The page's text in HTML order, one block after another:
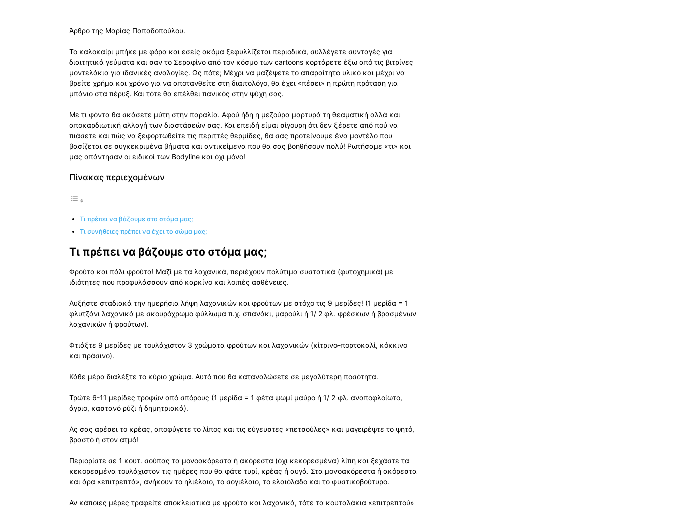
Άρθρο της Μαρίας Παπαδοπούλου.
Το καλοκαίρι μπήκε με φόρα και εσείς ακόμα ξεφυλλίζεται περιοδικά, συλλέγετε συνταγές για
διαιτητικά γεύματα και σαν το Σεραφίνο από τον κόσμο των cartoons κορτάρετε έξω από τις βιτρίνες
μοντελάκια για ιδανικές αναλογίες. Ως πότε; Μέχρι να μαζέψετε το απαραίτητο υλικό και μέχρι να
βρείτε χρήμα και χρόνο για να αποτανθείτε στη διαιτολόγο, θα έχει «πέσει» η πρώτη πρόταση για
μπάνιο στα πέρυξ. Και τότε θα επέλθει πανικός στην ψύχη σας.
Με τι φόντα θα σκάσετε μύτη στην παραλία. Αφού ήδη η μεζούρα μαρτυρά τη θεαματική αλλά και
αποκαρδιωτική αλλαγή των διαστάσεών σας. Και επειδή είμαι σίγουρη ότι δεν ξέρετε από πού να
πιάσετε και πώς να ξεφορτωθείτε τις περιττές θερμίδες, θα σας προτείνουμε ένα μοντέλο που
βασίζεται σε συγκεκριμένα βήματα και αντικείμενα που θα σας βοηθήσουν πολύ! Ρωτήσαμε «τι» και
μας απάντησαν οι ειδικοί των Bodyline και όχι μόνο!
Πίνακας περιεχομένων
Τι πρέπει να βάζουμε στο στόμα μας;
Τι συνήθειες πρέπει να έχει το σώμα μας;
Τι πρέπει να βάζουμε στο στόμα μας;
Φρούτα και πάλι φρούτα! Μαζί με τα λαχανικά, περιέχουν πολύτιμα συστατικά (φυτοχημικά) με
ιδιότητες που προφυλάσσουν από καρκίνο και λοιπές ασθένειες.
Αυξήστε σταδιακά την ημερήσια λήψη λαχανικών και φρούτων με στόχο τις 9 μερίδες! (1 μερίδα = 1
φλυτζάνι λαχανικά με σκουρόχρωμο φύλλωμα π.χ. σπανάκι, μαρούλι ή 1/ 2 φλ. φρέσκων ή βρασμένων
λαχανικών ή φρούτων).
Φτιάξτε 9 μερίδες με τουλάχιστον 3 χρώματα φρούτων και λαχανικών (κίτρινο-πορτοκαλί, κόκκινο
και πράσινο).
Κάθε μέρα διαλέξτε το κύριο χρώμα. Αυτό που θα καταναλώσετε σε μεγαλύτερη ποσότητα.
Τρώτε 6-11 μερίδες τροφών από σπόρους (1 μερίδα = 1 φέτα ψωμί μαύρο ή 1/ 2 φλ. αναποφλοίωτο,
άγριο, καστανό ρύζι ή δημητριακά).
Ας σας αρέσει το κρέας, αποφύγετε το λίπος και τις εύγευστες «πετσούλες» και μαγειρέψτε το ψητό,
βραστό ή στον ατμό!
Περιορίστε σε 1 κουτ. σούπας τα μονοακόρεστα ή ακόρεστα (όχι κεκορεσμένα) λίπη και ξεχάστε τα
κεκορεσμένα τουλάχιστον τις ημέρες που θα φάτε τυρί, κρέας ή αυγά. Στα μονοακόρεστα ή ακόρεστα
και άρα «επιτρεπτά», ανήκουν το ηλιέλαιο, το σογιέλαιο, το ελαιόλαδο και το φυστικοβούτυρο.
Αν κάποιες μέρες τραφείτε αποκλειστικά με φρούτα και λαχανικά, τότε τα κουταλάκια «επιτρεπτού»